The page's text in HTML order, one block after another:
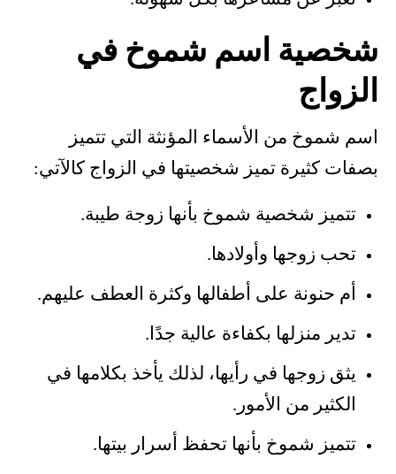
شخصية اسم شموخ في
الزواج
اسم شموخ من الأسماء المؤنثة التي تتميز
بصفات كثيرة تميز شخصيتها في الزواج كالآتي:
تتميز شخصية شموخ بأنها زوجة طيبة.
تحب زوجها وأولادها.
أم حنونة على أطفالها وكثرة العطف عليهم.
تدير منزلها بكفاءة عالية جدًا.
يثق زوجها في رأيها، لذلك يأخذ بكلامها في
الكثير من الأمور.
تتميز شموخ بأنها تحفظ أسرار بيتها.